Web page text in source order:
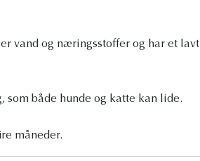
vand og næringsstoffer og har et lavt
som både hunde og katte kan lide.
måneder.